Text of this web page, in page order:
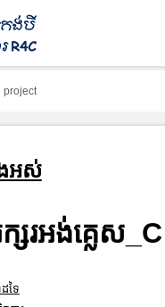
project
អស់
សរអង់គ្លេស_C
ទៃ